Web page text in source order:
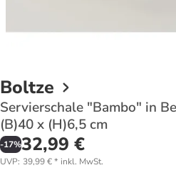
Boltze
Servierschale "Bambo" in
(B)40 x (H)6,5 cm
-17%32,99 €
UVP: 39,99 €* inkl. MwSt.